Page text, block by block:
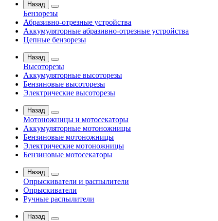
Назад
Бензорезы
Абразивно-отрезные устройства
Аккумуляторные абразивно-отрезные устройства
Цепные бензорезы
Назад
Высоторезы
Аккумуляторные высоторезы
Бензиновые высоторезы
Электрические высоторезы
Назад
Мотоножницы и мотосекаторы
Аккумуляторные мотоножницы
Бензиновые мотоножницы
Электрические мотоножницы
Бензиновые мотосекаторы
Назад
Опрыскиватели и распылители
Опрыскиватели
Ручные распылители
Назад